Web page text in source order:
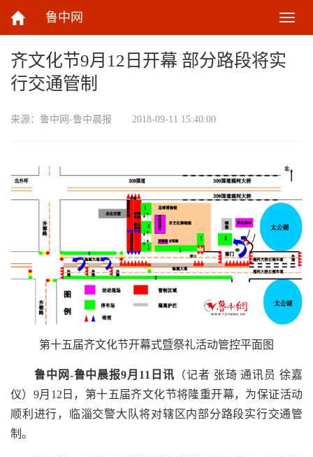
鲁中网
切
换
齐文化节9月12日开幕 部分路段将实
行交通管制
来源： 鲁中网-鲁中晨报 2018-09-11 15:40:00
第十五届齐文化节开幕式暨祭礼活动管控平面图
鲁中网-鲁中晨报9月11日讯 （记者 张琦 通讯员 徐嘉
仪）9月12日，第十五届齐文化节将隆重开幕，为保证活动
顺利进行，临淄交警大队将对辖区内部分路段实行交通管
制。